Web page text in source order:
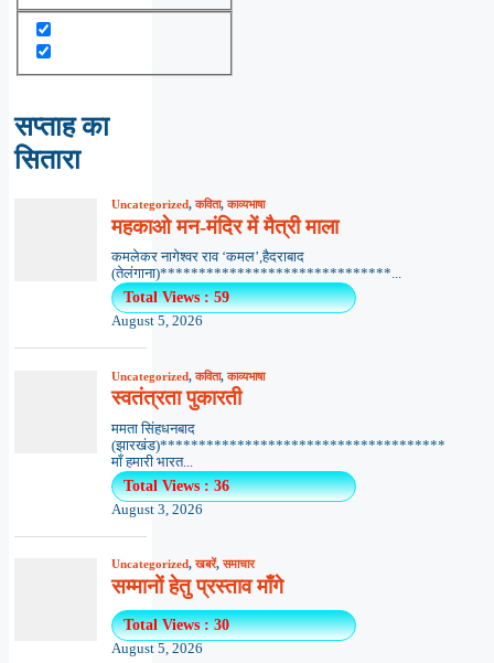
सप्ताह का
सितारा
Uncategorized,कविता,काव्यभाषा
महकाओ मन-मंदिर में मैत्री माला
कमलेकर नागेश्वर राव ‘कमल’,हैदराबाद
(तेलंगाना)******************************...
Total Views : 59
August 5, 2026
Uncategorized,कविता,काव्यभाषा
स्वतंत्रता पुकारती
ममता सिंहधनबाद
(झारखंड)*************************************
माँ हमारी भारत...
Total Views : 36
August 3, 2026
Uncategorized,खबरें,समाचार
सम्मानों हेतु प्रस्ताव माँगे
Total Views : 30
August 5, 2026